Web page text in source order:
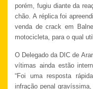
porém, fugiu diante da
chão. A réplica foi
venda de crack em
motocicleta, para o qual
O Delegado da DIC de
vítimas ainda estão
“Foi uma resposta
infração penal